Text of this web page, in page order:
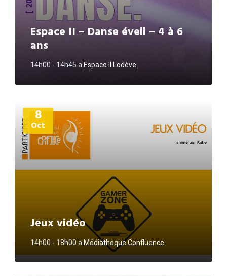
Espace II – Danse éveil – 4 à 6
ans
14h00 - 14h45 a Espace II Lodève
8
Oct
Jeux vidéo
14h00 - 18h00 a Médiatheque Confluence
d'informations